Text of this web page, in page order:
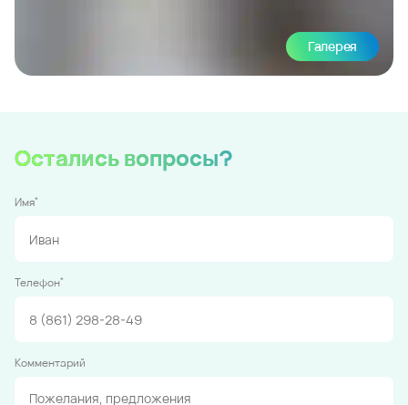
Галерея
Остались вопросы?
Имя*
Телефон*
Комментарий